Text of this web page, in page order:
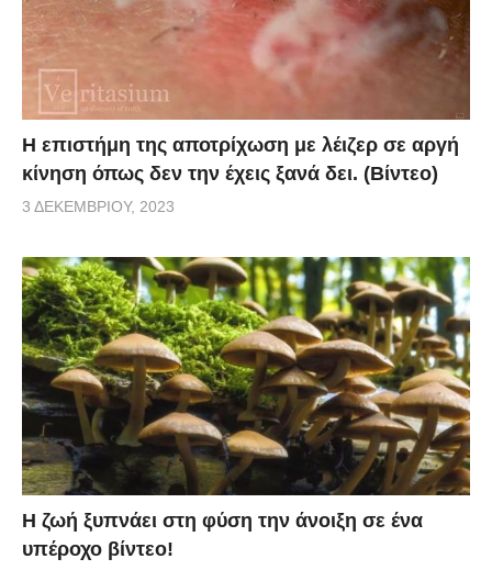
Η επιστήμη της αποτρίχωση με λέιζερ σε αργή
κίνηση όπως δεν την έχεις ξανά δει. (Βίντεο)
3 ΔΕΚΕΜΒΡΊΟΥ, 2023
Η ζωή ξυπνάει στη φύση την άνοιξη σε ένα
υπέροχο βίντεο!